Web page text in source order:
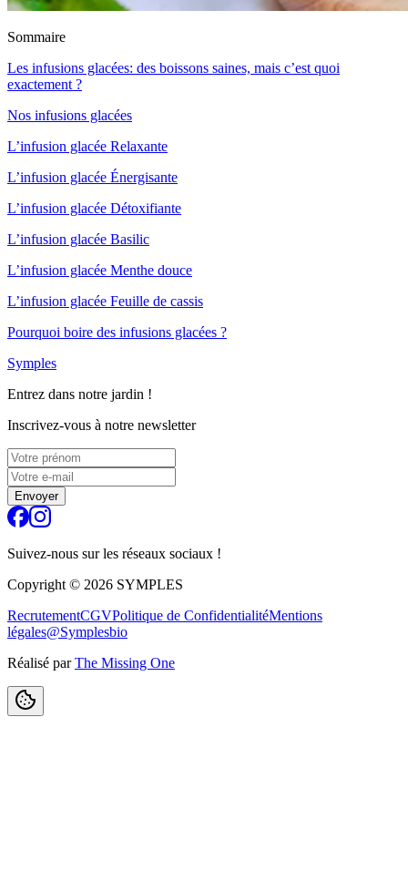
Sommaire
Les infusions glacées: des boissons saines, mais c’est quoi
exactement ?
Nos infusions glacées
L’infusion glacée Relaxante
L’infusion glacée Énergisante
L’infusion glacée Détoxifiante
L’infusion glacée Basilic
L’infusion glacée Menthe douce
L’infusion glacée Feuille de cassis
Pourquoi boire des infusions glacées ?
Symples
Entrez dans notre jardin !
Inscrivez-vous à notre newsletter
Envoyer
Suivez-nous sur les réseaux sociaux !
Copyright © 2026 SYMPLES
RecrutementCGVPolitique de ConfidentialitéMentions
légales@Symplesbio
Réalisé par The Missing One